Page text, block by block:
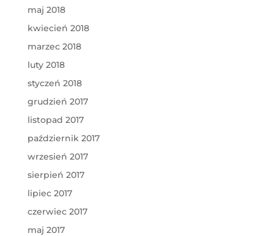
maj 2018
kwiecień 2018
marzec 2018
luty 2018
styczeń 2018
grudzień 2017
listopad 2017
październik 2017
wrzesień 2017
sierpień 2017
lipiec 2017
czerwiec 2017
maj 2017